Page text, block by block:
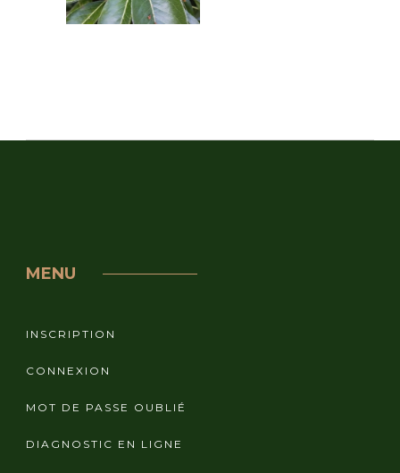
MENU
INSCRIPTION
CONNEXION
MOT DE PASSE OUBLIÉ
DIAGNOSTIC EN LIGNE